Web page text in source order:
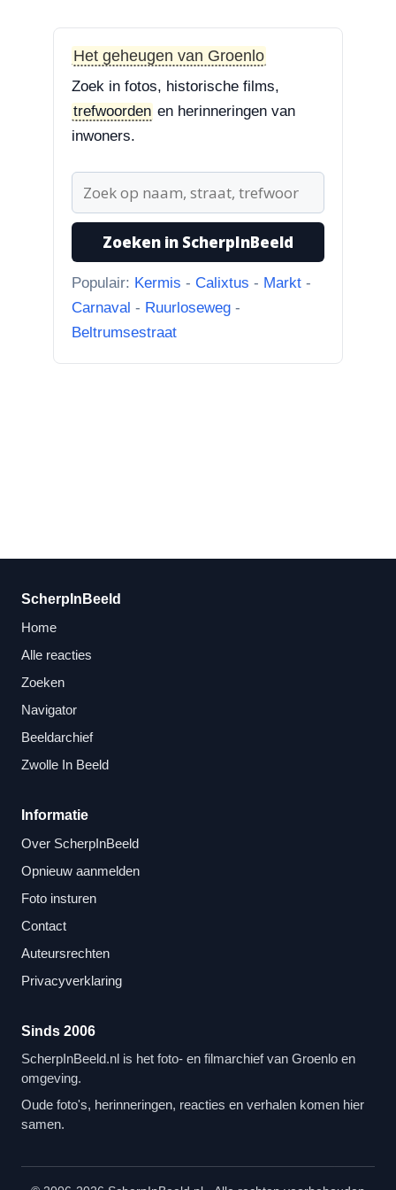
“Nog een tip. Deze buurman
ging van “Binnen de Grachte
“naar...”
1-8-2026
Koningssteeg met parkeerterrein
Achteruitgangen van: voor de
toren Br...”
31-7-2026
Watermolen
“Ik dacht al, wat doet Facebook
hier nou bij? Scherpinbeeld i...”
Het geheugen van Groenlo
Zoek in fotos, historische films,
trefwoorden en herinneringen van
inwoners.
Zoeken in ScherpInBeeld
Populair: Kermis - Calixtus - Markt -
Carnaval - Ruurloseweg -
Beltrumsestraat
ScherpInBeeld
Home
Alle reacties
Zoeken
Navigator
Beeldarchief
Zwolle In Beeld
Informatie
Over ScherpInBeeld
Opnieuw aanmelden
Foto insturen
Contact
Auteursrechten
Privacyverklaring
Sinds 2006
ScherpInBeeld.nl is het foto- en filmarchief van Groenlo en
omgeving.
Oude foto's, herinneringen, reacties en verhalen komen hier
samen.